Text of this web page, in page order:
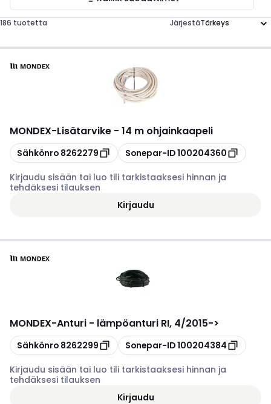
186 tuotetta Järjestä
MONDEX-Lisätarvike - 14 m ohjainkaapeli
Kopioi
Sähkönro 8262279 Kopioi
Sonepar-ID100204360
Kirjaudu sisään tai luo tili tarkistaaksesi hinnan ja
tehdäksesi tilauksen
Kirjaudu
MONDEX-Anturi - lämpöanturi RI, 4/2015->
Kopioi
Sähkönro 8262299 Kopioi
Sonepar-ID100204384
Kirjaudu sisään tai luo tili tarkistaaksesi hinnan ja
tehdäksesi tilauksen
Kirjaudu